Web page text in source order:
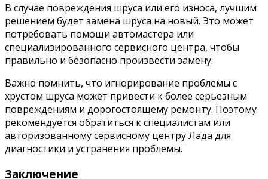
В случае повреждения шруса или его износа, лучшим
решением будет замена шруса на новый. Это может
потребовать помощи автомастера или
специализированного сервисного центра, чтобы
правильно и безопасно произвести замену.
Важно помнить, что игнорирование проблемы с
хрустом шруса может привести к более серьезным
повреждениям и дорогостоящему ремонту. Поэтому
рекомендуется обратиться к специалистам или
авторизованному сервисному центру Лада для
диагностики и устранения проблемы.
Заключение